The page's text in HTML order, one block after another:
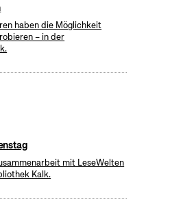
haben die Möglichkeit
– in der
mit LeseWelten
Kalk.